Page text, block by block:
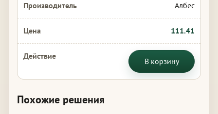
Албес
111.41
В корзину
Похожие решения